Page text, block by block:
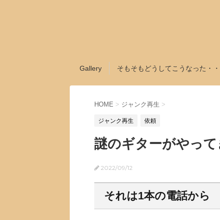
Gallery そもそもどうしてこうなった・
HOME > ジャンク再生 >
ジャンク再生 依頼
謎のギターがやって
2022/09/12
それは1本の電話から